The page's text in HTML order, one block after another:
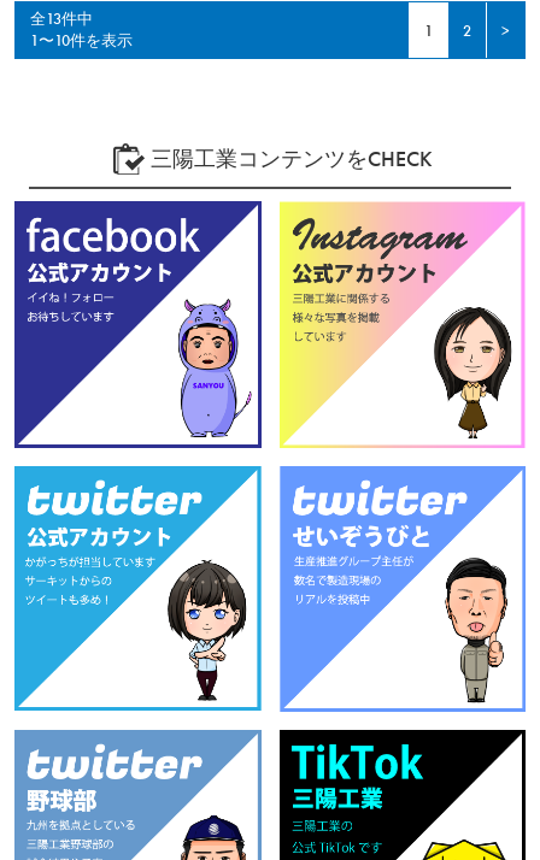
全13件中
1〜10件を表示
1 2 >
三陽工業コンテンツをCHECK